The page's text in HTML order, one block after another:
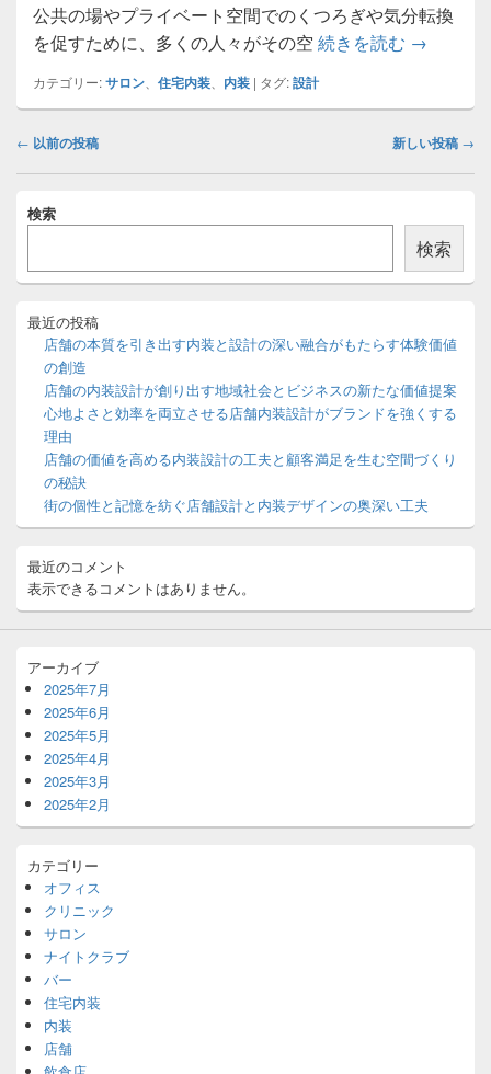
公共の場やプライベート空間でのくつろぎや気分転換
を促すために、多くの人々がその空 続きを読む サロンの
→
カテゴリー:サロン 住宅内装 内装 | タグ:設計
投
ビ
ゲ
シ
ン
← 以前の投稿 新しい投稿 →
イ
イ
バ
検索
検索
最近の投稿
店舗の本質を引き出す内装と設計の深い融合がもたらす体験価値
の創造
店舗の内装設計が創り出す地域社会とビジネスの新たな価値提案
心地よさと効率を両立させる店舗内装設計がブランドを強くする
理由
店舗の価値を高める内装設計の工夫と顧客満足を生む空間づくり
の秘訣
街の個性と記憶を紡ぐ店舗設計と内装デザインの奥深い工夫
最近のコメント
表示できるコメントはありません。
アーカイブ
2025年7月
2025年6月
2025年5月
2025年4月
2025年3月
2025年2月
カテゴリー
オフィス
クリニック
サロン
ナイトクラブ
バー
住宅内装
内装
店舗